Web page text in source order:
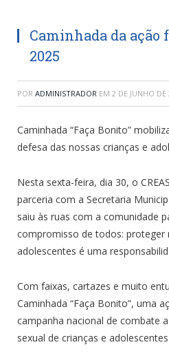
Caminhada da ação
2025
POR ADMINISTRADOR EM 2 DE JUNHO DE
Caminhada “Faça Bonito”
defesa das nossas crianças e
Nesta sexta-feira, dia 30, o
parceria com a Secretaria
saiu às ruas com a comunidade
compromisso de todos: proteger
adolescentes é uma
Com faixas, cartazes e muito
Caminhada “Faça Bonito”, uma
campanha nacional de combate
sexual de crianças e adolescentes.